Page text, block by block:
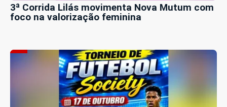
3ª Corrida Lilás movimenta Nova Mutum com
foco na valorização feminina